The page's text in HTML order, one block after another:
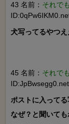
43 名前： それで
犬写ってるやつ
45 名前： それで
ID:JpBwsegg0.net
ポストに入って
なぜ？と聞いて